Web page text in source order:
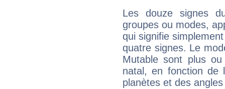
Les douze signes
groupes ou modes,
qui signifie
quatre signes. Le
Mutable sont plus
natal, en fonction de
planètes et des